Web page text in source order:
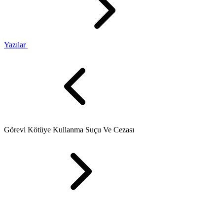
Yazılar
Görevi Kötüye Kullanma Suçu Ve Cezası